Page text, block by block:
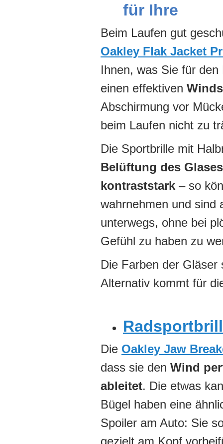
für Ihre
Beim Laufen gut
Oakley Flak Jacket
Ihnen, was Sie für
einen effektiven
Abschirmung vor
beim Laufen nicht zu
Die Sportbrille mit
Belüftung des Glases
kontraststark – so
wahrnehmen und sind
unterwegs, ohne bei
Gefühl zu haben zu
Die Farben der
Alternativ kommt für
Die Oakley Jaw
dass sie den Wind
ableitet. Die etwas
Bügel haben eine
Spoiler am Auto: Sie
gezielt am Kopf